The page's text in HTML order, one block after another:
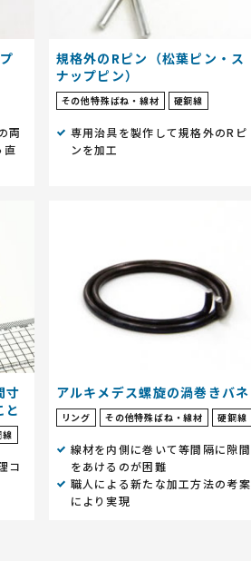
両
直
規格外のRピン（松葉ピン・ス
ナップピン）
その他特殊ばね・線材 硬鋼線
専用治具を製作して規格外のRピ
ンを加工
寸
と
線
コ
アルキメデス螺旋の渦巻きバネ
リング その他特殊ばね・線材 硬鋼線
線材を内側に巻いて等間隔に隙間
をあけるのが困難
職人による新たな加工方法の考案
により実現